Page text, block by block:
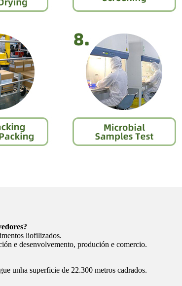
liofilizados.
e desenvolvemento, produción e comercio.
unha superficie de 22.300 metros cadrados.